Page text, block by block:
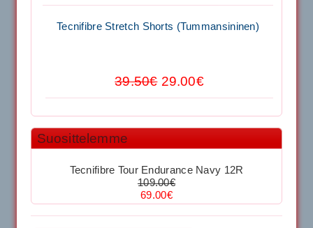
40883 Harjasosa hiekkanurmiharjaan
29.00€
Vaihto harjasosa hie...
Kirschbaum Flash Shark 200m
Tecnifibre Stretch Shorts (Tummansininen)
39.50€ 29.00€
Kirschbaum Flash Shark 200m
129.00€ 115.00€
Tecnifibre Sukka 3pr matala varsi / Valkoinen
Suosittelemme
Tecnifibre Tour Endurance Navy 12R
109.00€
69.00€